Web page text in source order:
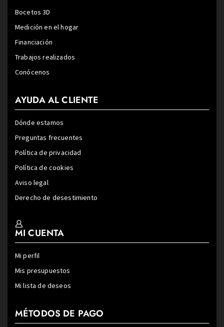
Bocetos 3D
Medición en el hogar
Financiación
Trabajos realizados
Conócenos
AYUDA AL CLIENTE
Dónde estamos
Preguntas frecuentes
Política de privacidad
Política de cookies
Aviso legal
Derecho de desestimiento
MI CUENTA
Mi perfil
Mis presupuestos
Mi lista de deseos
MÉTODOS DE PAGO